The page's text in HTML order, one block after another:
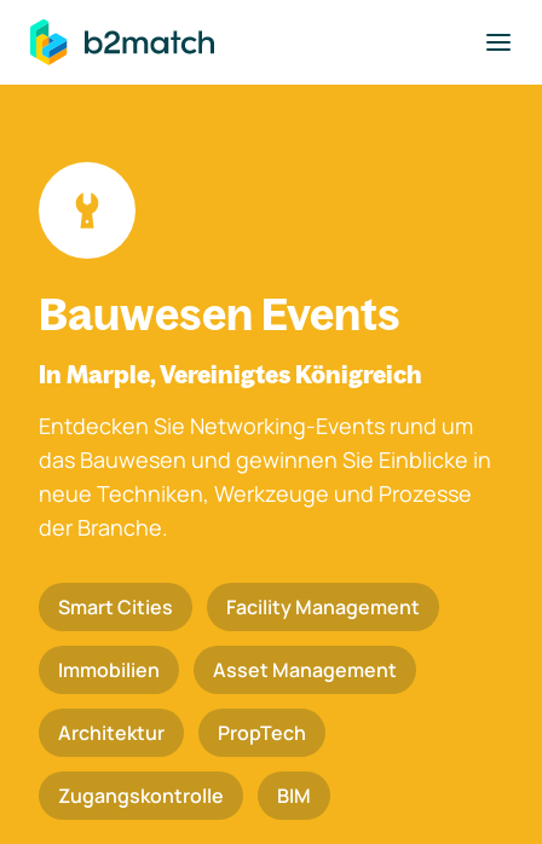
springen
Bauwesen Events
In Marple, Vereinigtes Königreich
Entdecken Sie Networking-Events rund um
das Bauwesen und gewinnen Sie Einblicke in
neue Techniken, Werkzeuge und Prozesse
der Branche.
Smart Cities Facility Management
Immobilien Asset Management
Architektur PropTech
Zugangskontrolle BIM